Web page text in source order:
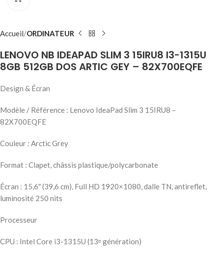
Accueil ORDINATEUR
LENOVO NB IDEAPAD SLIM 3 15IRU8 I3-1315U
8GB 512GB DOS ARTIC GEY – 82X700EQFE
Design & Écran
Modèle / Référence : Lenovo IdeaPad Slim 3 15IRU8 –
82X700EQFE
Couleur : Arctic Grey
Format : Clapet, châssis plastique/polycarbonate
Écran : 15,6″ (39,6 cm), Full HD 1920×1080, dalle TN, antireflet,
luminosité 250 nits
Processeur
CPU : Intel Core i3-1315U (13ᵉ génération)